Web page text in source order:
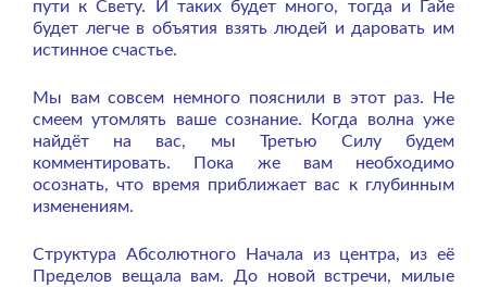
пути к Свету. И таких будет много, тогда и Гайе
будет легче в объятия взять людей и даровать им
истинное счастье.
Мы вам совсем немного пояснили в этот раз. Не
смеем утомлять ваше сознание. Когда волна уже
найдёт на вас, мы Третью Силу будем
комментировать. Пока же вам необходимо
осознать, что время приближает вас к глубинным
изменениям.
Структура Абсолютного Начала из центра, из её
Пределов вещала вам. До новой встречи, милые